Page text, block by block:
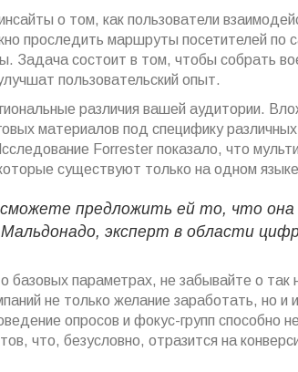
о том, как пользователи
проследить маршруты посетителей по
Задача состоит в том, чтобы собрать
пользовательский опыт.
различия вашей аудитории.
материалов под специфику
Forrester показало, что
существуют только на одном
предложить ей то, что
эксперт в области
базовых параметрах, не забывайте о так
не только желание заработать, но и
опросов и фокус-групп способно
что, безусловно, отразится на